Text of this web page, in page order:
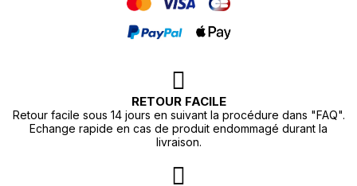
RETOUR FACILE
Retour facile sous 14 jours en suivant la procédure dans "FAQ".
Echange rapide en cas de produit endommagé durant la
livraison.